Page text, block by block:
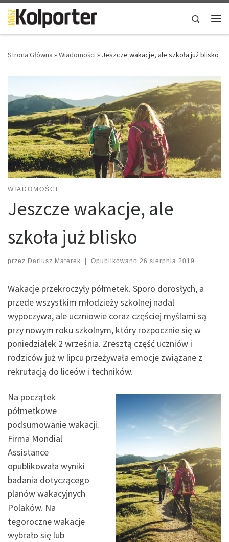
Skip to content
Search
Strona Główna »Wiadomości » Jeszcze wakacje, ale szkoła już blisko
WIADOMOŚCI
Jeszcze wakacje, ale
szkoła już blisko
przez Dariusz Materek Opublikowano 26 sierpnia 2019
Wakacje przekroczyły półmetek. Sporo dorosłych, a
przede wszystkim młodzieży szkolnej nadal
wypoczywa, ale uczniowie coraz częściej myślami są
przy nowym roku szkolnym, który rozpocznie się w
poniedziałek 2 września. Zresztą część uczniów i
rodziców już w lipcu przeżywała emocje związane z
rekrutacją do liceów i techników.
Na początek
półmetkowe
podsumowanie wakacji.
Firma Mondial
Assistance
opublikowała wyniki
badania dotyczącego
planów wakacyjnych
Polaków. Na
tegoroczne wakacje
wybrało się lub